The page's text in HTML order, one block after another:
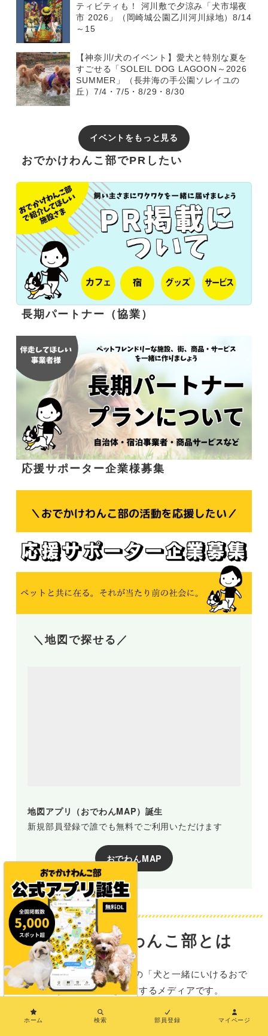
ティビティも！ 河川敷で夕涼み「犬市場夜
市 2026」（岡崎城公園乙川河川緑地）8/14
～15
【神奈川/犬のイベント】愛犬と特別な夏を
すごせる「SOLEIL DOG LAGOON～2026
SUMMER」（長井海の手公園ソレイユの
丘）7/4・7/5・8/29・8/30
イベントをもっと見る
おでかけわんこ部でPRしたい
長期パートナー（協業）
応援サポーター企業様募集
＼地図で探せる／
地図アプリ（おでわんMAP）誕生
新規部員登録で誰でも無料でご利用いただけます
おでわんMAP
おでかけわんこ部とは
おでかけわんこ部は、全国の「犬と一緒にいけるおで
かけ施設情報」を発信するメディアです。
SNSでも情報を発信中！ぜひフォローしてください
ホーム 検索 部員登録 マイページ